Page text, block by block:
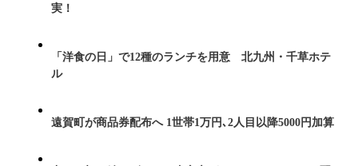
実！
「洋食の日」で12種のランチを用意 北九州・千草ホテ
ル
遠賀町が商品券配布へ 1世帯1万円､2人目以降5000円加算